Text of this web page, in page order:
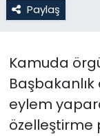
Paylaş
Kamuda
eylem
özelleştirme
Otomobil
SAĞLIK
Spor